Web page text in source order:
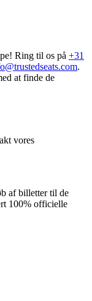
Ring til os på +31
.
at finde de
vores
af billetter til de
100% officielle